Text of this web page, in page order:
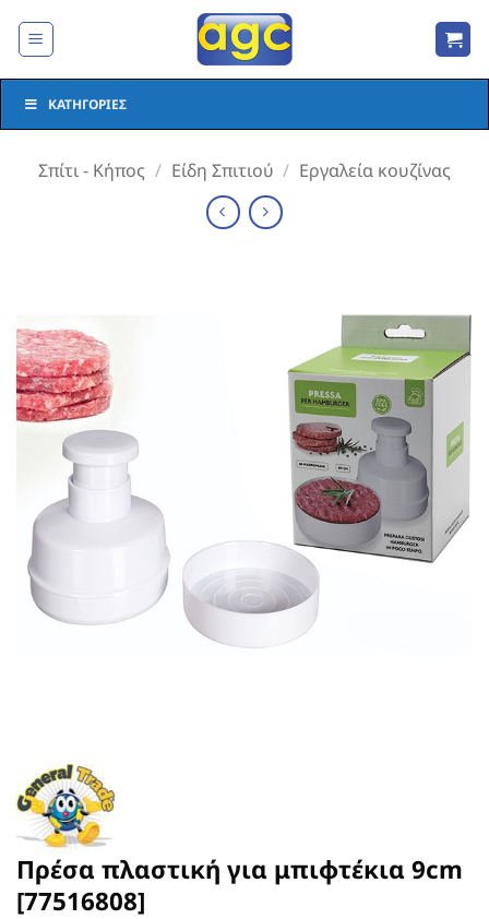
στο
ΚΑΤΗΓΟΡΊΕΣ
Σπίτι - Κήπος / Είδη Σπιτιού / Εργαλεία κουζίνας
Πρέσα πλαστική για μπιφτέκια 9cm
[77516808]